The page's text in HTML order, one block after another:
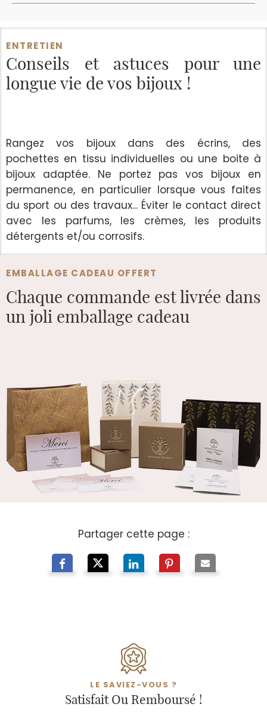
EMBALLAGE CADEAU OFFERT
Chaque commande est livrée dans
un joli emballage cadeau
ENTRETIEN
Conseils et astuces pour une
longue vie de vos bijoux !
Rangez vos bijoux dans des écrins, des
pochettes en tissu individuelles ou une boite à
bijoux adaptée. Ne portez pas vos bijoux en
permanence, en particulier lorsque vous faites
du sport ou des travaux... Éviter le contact direct
avec les parfums, les crèmes, les produits
détergents et/ou corrosifs.
Partager cette page :
LE SAVIEZ-VOUS ?
Satisfait Ou Remboursé !